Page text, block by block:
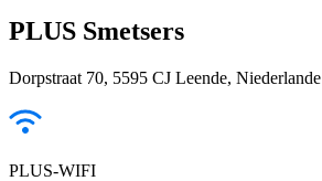
PLUS Smetsers
Dorpstraat 70, 5595 CJ Leende, Niederlande
PLUS-WIFI